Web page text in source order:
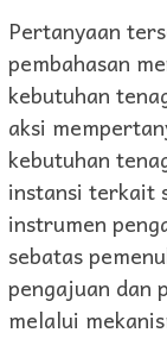
Pertanyaan
pembahasan
kebutuhan
aksi
kebutuhan
instansi terkait
instrumen
sebatas
pengajuan dan
melalui